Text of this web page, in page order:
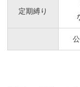
定期縛り